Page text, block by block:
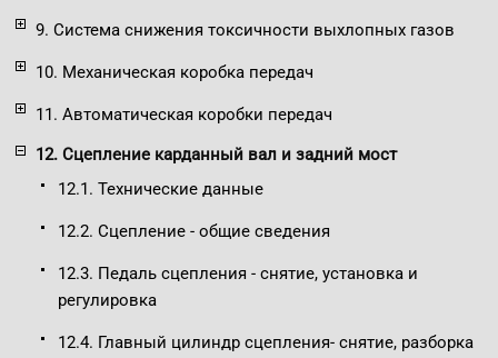
9. Система снижения токсичности выхлопных газов
10. Механическая коробка передач
11. Автоматическая коробки передач
12. Сцепление карданный вал и задний мост
12.1. Технические данные
12.2. Сцепление - общие сведения
12.3. Педаль сцепления - снятие, установка и
регулировка
12.4. Главный цилиндр сцепления- снятие, разборка